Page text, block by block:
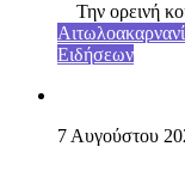
Την ορεινή
Ειδήσεων
7 Αυγούστου